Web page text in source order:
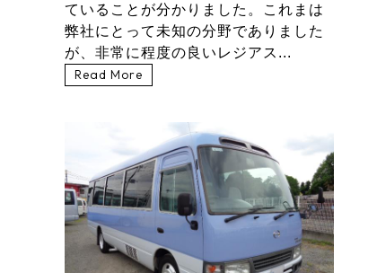
ていることが分かりました。これまは
弊社にとって未知の分野でありました
が、非常に程度の良いレジアス...
Read More